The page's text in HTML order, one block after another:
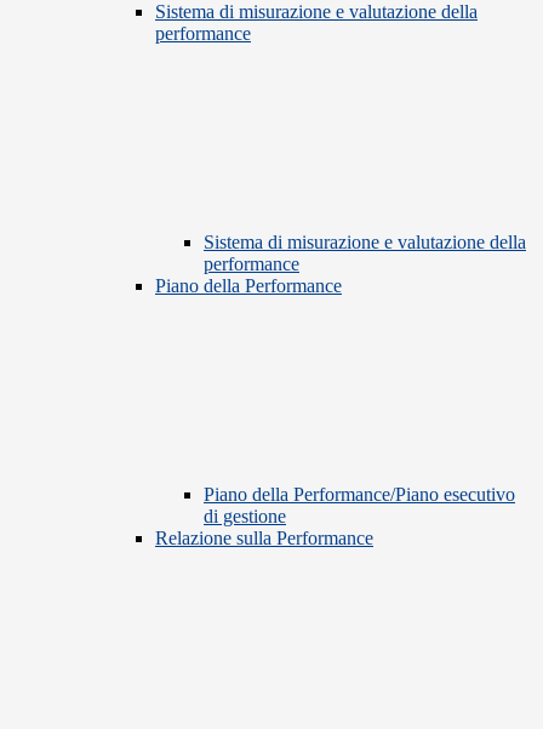
Sistema di misurazione e valutazione della
performance
Sistema di misurazione e valutazione della
performance
Piano della Performance
Piano della Performance/Piano esecutivo
di gestione
Relazione sulla Performance